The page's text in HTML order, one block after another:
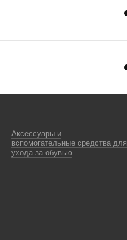
Аксессуары и
вспомогательные средства для
ухода за обувью